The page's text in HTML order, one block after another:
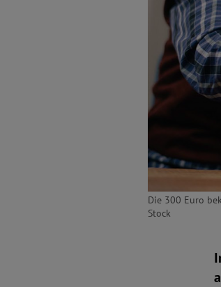
Die 300 Euro
Stock